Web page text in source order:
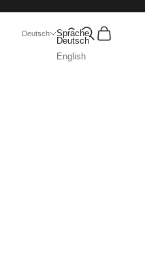
Deutsch Sprache
Deutsch
English
SuchenWarenkorb